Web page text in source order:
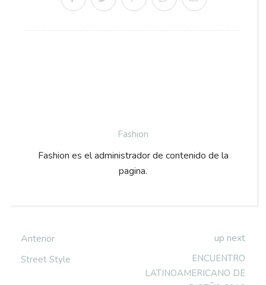
Fashion
Fashion es el administrador de contenido de la
pagina.
Anterior
Street Style
up next
ENCUENTRO
LATINOAMERICANO DE